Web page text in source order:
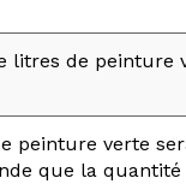
litres de peinture
peinture verte
que la